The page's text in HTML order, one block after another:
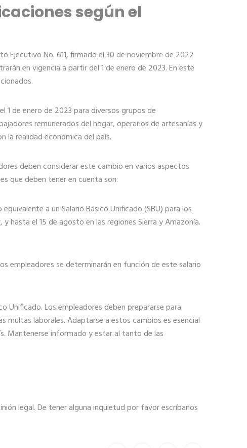
según el
Ejecutivo No. 611, firmado el 30 de noviembre de 2022
en vigencia a partir del 1 de enero de 2023. En este
1 de enero de 2023 para diversos grupos de
remunerados del hogar, operarios de artesanías y
la realidad económica del país.
deben considerar este cambio en varios aspectos
que deben tener en cuenta son:
a un Salario Básico Unificado (SBU) para los
hasta el 15 de agosto en las regiones Sierra y Amazonía.
empleadores se determinarán en función de este salario
Unificado. Los empleadores deben prepararse para
multas laborales. Adaptarse a estos cambios es esencial
Mantenerse informado y estar al tanto de las
legal. De tener alguna inquietud por favor escríbanos